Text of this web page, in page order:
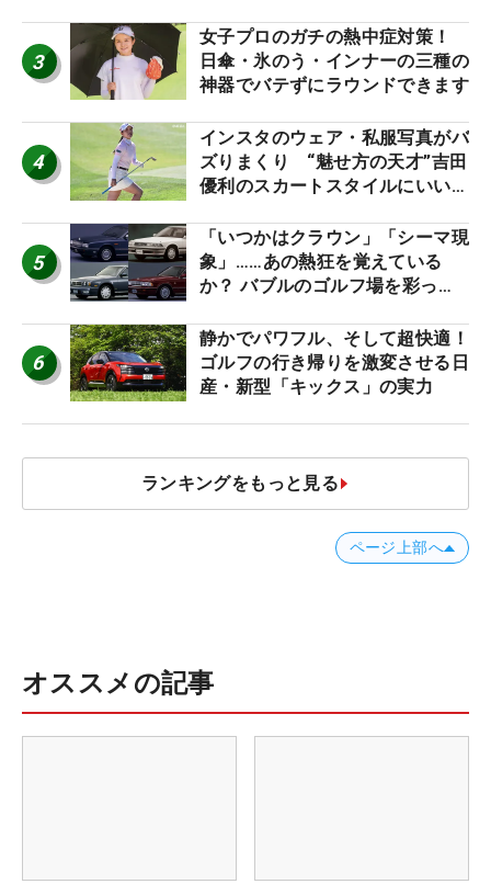
3
女子プロのガチの熱中症対策！
日傘・氷のう・インナーの三種の
神器でバテずにラウンドできます
4
インスタのウェア・私服写真がバ
ズりまくり “魅せ方の天才”吉田
優利のスカートスタイルにいい
5
「いつかはクラウン」「シーマ現
象」……あの熱狂を覚えている
か？ バブルのゴルフ場を彩った
6
静かでパワフル、そして超快適！
ゴルフの行き帰りを激変させる日
産・新型「キックス」の実力
ランキングをもっと見る
ページ上部へ
オススメの記事